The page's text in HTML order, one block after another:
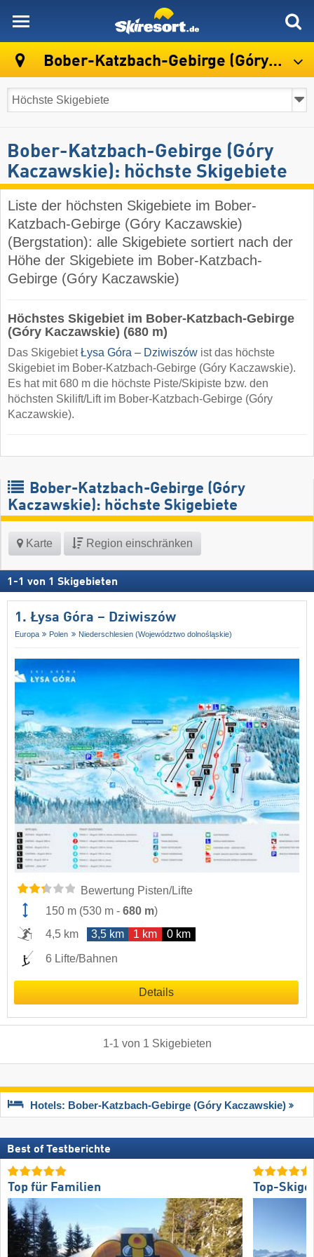
Bober-Katzbach-Gebirge (Góry Kaczawskie)
Bober-Katzbach-Gebirge (Góry
Kaczawskie): höchste Skigebiete
Liste der höchsten Skigebiete im Bober-
Katzbach-Gebirge (Góry Kaczawskie)
(Bergstation): alle Skigebiete sortiert nach der
Höhe der Skigebiete im Bober-Katzbach-
Gebirge (Góry Kaczawskie)
Höchstes Skigebiet im Bober-Katzbach-Gebirge
(Góry Kaczawskie) (680 m)
Das SkigebietŁysa Góra – Dziwiszów ist das höchste
Skigebiet im Bober-Katzbach-Gebirge (Góry Kaczawskie).
Es hat mit 680 m die höchste Piste/Skipiste bzw. den
höchsten Skilift/Lift im Bober-Katzbach-Gebirge (Góry
Kaczawskie).
Bober-Katzbach-Gebirge (Góry
Kaczawskie): höchste Skigebiete
Karte Region einschränken
1 -1 von 1 Skigebieten
1. Łysa Góra – Dziwiszów
Europa Polen Niederschlesien (Województwo dolnośląskie)
Bewertung Pisten/Lifte
150 m (530 m - 680 m)
4,5 km
3,5 km 1 km 0 km
6 Lifte/Bahnen
Details
1-1 von 1 Skigebieten
Hotels: Bober-Katzbach-Gebirge (Góry Kaczawskie)
Best of Testberichte
Top für Familien Top-